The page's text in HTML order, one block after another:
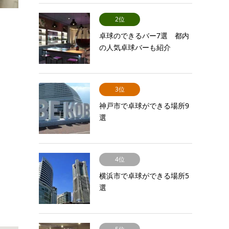
2位
卓球のできるバー7選 都内
の人気卓球バーも紹介
3位
神戸市で卓球ができる場所9
選
4位
横浜市で卓球ができる場所5
選